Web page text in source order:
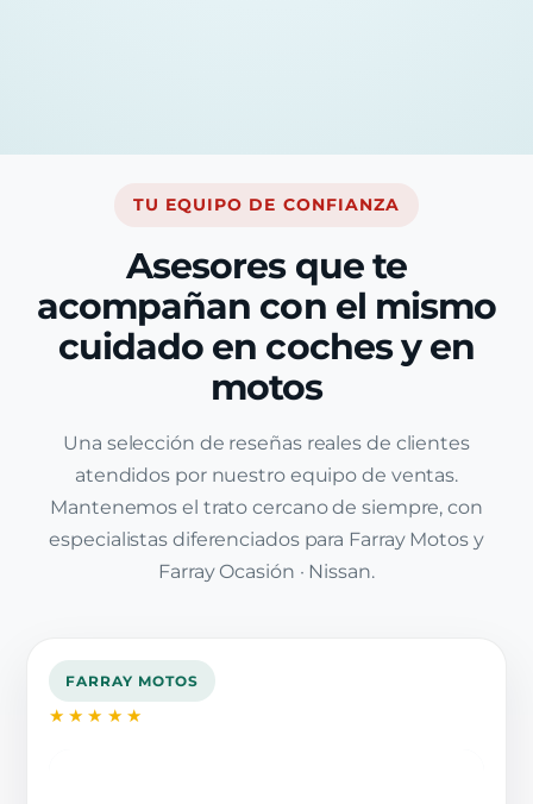
TU EQUIPO DE CONFIANZA
Asesores que te
acompañan con el mismo
cuidado en coches y en
motos
Una selección de reseñas reales de clientes
atendidos por nuestro equipo de ventas.
Mantenemos el trato cercano de siempre, con
especialistas diferenciados para Farray Motos y
Farray Ocasión · Nissan.
FARRAY MOTOS
★★★★★